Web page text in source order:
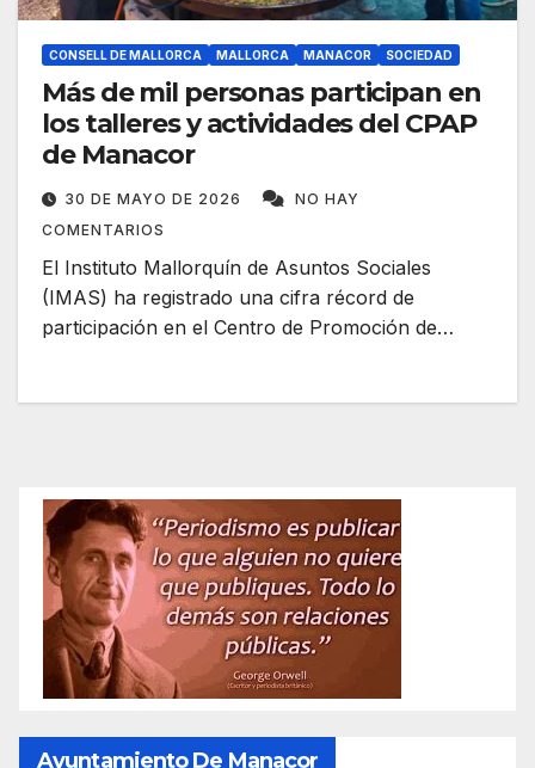
CONSELL DE MALLORCA MALLORCA MANACOR SOCIEDAD
Más de mil personas participan en
los talleres y actividades del CPAP
de Manacor
30 DE MAYO DE 2026
NO HAY
COMENTARIOS
El Instituto Mallorquín de Asuntos Sociales
(IMAS) ha registrado una cifra récord de
participación en el Centro de Promoción de…
Ayuntamiento De Manacor